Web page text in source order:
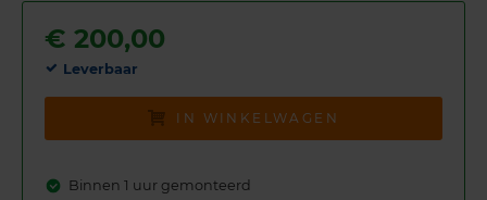
€ 200,00
Leverbaar
IN WINKELWAGEN
Binnen 1 uur gemonteerd